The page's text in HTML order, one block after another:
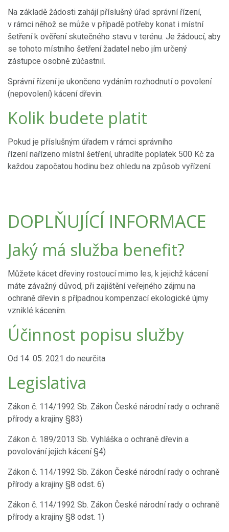
Na základě žádosti zahájí příslušný úřad správní řízení,
v rámci něhož se může v případě potřeby konat i místní
šetření k ověření skutečného stavu v terénu. Je žádoucí, aby
se tohoto místního šetření žadatel nebo jím určený
zástupce osobně zúčastnil.
Správní řízení je ukončeno vydáním rozhodnutí o povolení
(nepovolení) kácení dřevin.
Kolik budete platit
Pokud je příslušným úřadem v rámci správního
řízení nařízeno místní šetření, uhradíte poplatek 500 Kč za
každou započatou hodinu bez ohledu na způsob vyřízení.
DOPLŇUJÍCÍ INFORMACE
Jaký má služba benefit?
Můžete kácet dřeviny rostoucí mimo les, k jejichž kácení
máte závažný důvod, při zajištění veřejného zájmu na
ochraně dřevin s případnou kompenzací ekologické újmy
vzniklé kácením.
Účinnost popisu služby
Od 14. 05. 2021 do neurčita
Legislativa
Zákon č. 114/1992 Sb. Zákon České národní rady o ochraně
přírody a krajiny §83)
Zákon č. 189/2013 Sb. Vyhláška o ochraně dřevin a
povolování jejich kácení §4)
Zákon č. 114/1992 Sb. Zákon České národní rady o ochraně
přírody a krajiny §8 odst. 6)
Zákon č. 114/1992 Sb. Zákon České národní rady o ochraně
přírody a krajiny §8 odst. 1)